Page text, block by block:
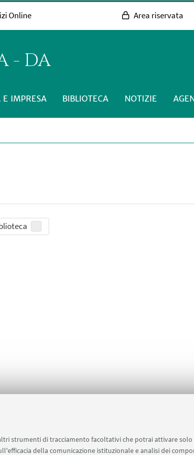
strumenti di tracciamento facoltativi che potrai attivare
della comunicazione istituzionale e analisi dei
Online Area riservata
- DA
E IMPRESA BIBLIOTECA NOTIZIE